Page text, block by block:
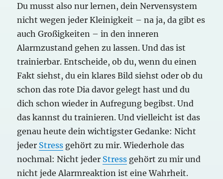
Du musst also nur lernen, dein Nervensystem
nicht wegen jeder Kleinigkeit – na ja, da gibt es
auch Großigkeiten – in den inneren
Alarmzustand gehen zu lassen. Und das ist
trainierbar. Entscheide, ob du, wenn du einen
Fakt siehst, du ein klares Bild siehst oder ob du
schon das rote Dia davor gelegt hast und du
dich schon wieder in Aufregung begibst. Und
das kannst du trainieren. Und vielleicht ist das
genau heute dein wichtigster Gedanke: Nicht
jeder Stress gehört zu mir. Wiederhole das
nochmal: Nicht jeder Stress gehört zu mir und
nicht jede Alarmreaktion ist eine Wahrheit.